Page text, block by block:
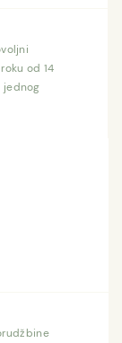
od 14
jednog